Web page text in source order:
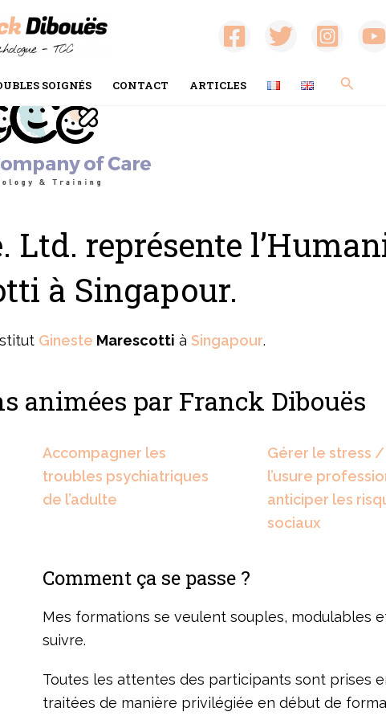
SOIGNÉS CONTACT ARTICLES
Ltd. représente
à Singapour.
Gineste Marescotti à Singapour.
animées par Franck Dibouës
Accompagner les
troubles psychiatriques
de l’adulte
Gérer le stress
l’usure
anticiper les
sociaux
Comment ça se passe ?
Mes formations se veulent souples, modulables
suivre.
Toutes les attentes des participants sont prises
traitées de manière privilégiée en début de